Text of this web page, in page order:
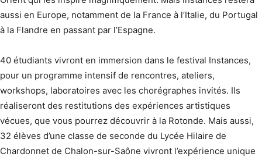
aussi en Europe, notamment de la France à l’Italie, du Portugal
à la Flandre en passant par l’Espagne.
40 étudiants vivront en immersion dans le festival Instances,
pour un programme intensif de rencontres, ateliers,
workshops, laboratoires avec les chorégraphes invités. Ils
réaliseront des restitutions des expériences artistiques
vécues, que vous pourrez découvrir à la Rotonde. Mais aussi,
32 élèves d’une classe de seconde du Lycée Hilaire de
Chardonnet de Chalon-sur-Saône vivront l’expérience unique